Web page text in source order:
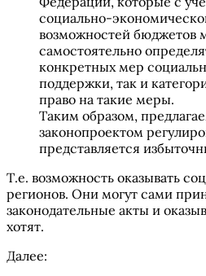
социально-
возможностей бюджетов
самостоятельно
конкретных мер
поддержки, так и
право на такие меры.
Таким образом,
законопроектом
представляется
Т.е. возможность оказывать
регионов. Они могут сами
законодательные акты и
хотят.
Далее: